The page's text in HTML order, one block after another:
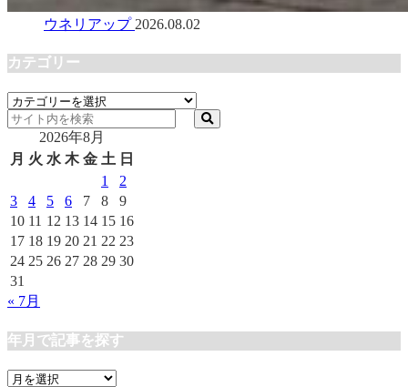
ウネリアップ 2026.08.02
カテゴリー
カ
テ
リ
2026年8月
月 火 水 木 金 土 日
1
2
3
4 5 6 7 8
9
10 11 12 13 14 15 16
17 18 19 20 21 22 23
24 25 26 27 28 29 30
31
« 7月
年月で記事を探す
年